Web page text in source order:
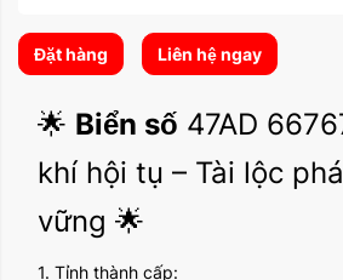
Đặt hàng Liên hệ ngay
🌟 Biển số 47AD
khí hội tụ – Tài lộc
vững 🌟
1. Tỉnh thành cấp: